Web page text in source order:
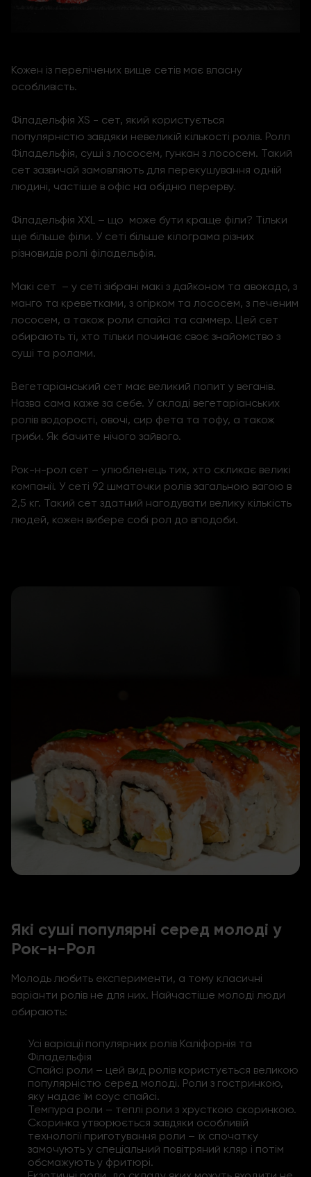
Кожен із перелічених вище сетів має власну
особливість.
Філадельфія XS - сет, який користується
популярністю завдяки невеликій кількості ролів. Ролл
Філадельфія, суші з лососем, гункан з лососем. Такий
сет зазвичай замовляють для перекушування одній
людині, частіше в офіс на обідню перерву.
Філадельфія XXL – що може бути краще філи? Тільки
ще більше філи. У сеті більше кілограма різних
різновидів ролі філадельфія.
Макі сет – у сеті зібрані макі з дайконом та авокадо, з
манго та креветками, з огірком та лососем, з печеним
лососем, а також роли спайсі та саммер. Цей сет
обирають ті, хто тільки починає своє знайомство з
суші та ролами.
Вегетаріанський сет має великий попит у веганів.
Назва сама каже за себе. У складі вегетаріанських
ролів водорості, овочі, сир фета та тофу, а також
гриби. Як бачите нічого зайвого.
Рок-н-рол сет – улюбленець тих, хто скликає великі
компанії. У сеті 92 шматочки ролів загальною вагою в
2,5 кг. Такий сет здатний нагодувати велику кількість
людей, кожен вибере собі рол до вподоби.
Які суші популярні серед молоді у
Рок-н-Рол
Молодь любить експерименти, а тому класичні
варіанти ролів не для них. Найчастіше молоді люди
обирають:
Усі варіації популярних ролів Каліфорнія та
Філадельфія
Спайсі роли – цей вид ролів користується великою
популярністю серед молоді. Роли з гостринкою,
яку надає їм соус спайсі.
Темпура роли – теплі роли з хрусткою скоринкою.
Скоринка утворюється завдяки особливій
технології приготування роли – їх спочатку
замочують у спеціальний повітряний кляр і потім
обсмажують у фритюрі.